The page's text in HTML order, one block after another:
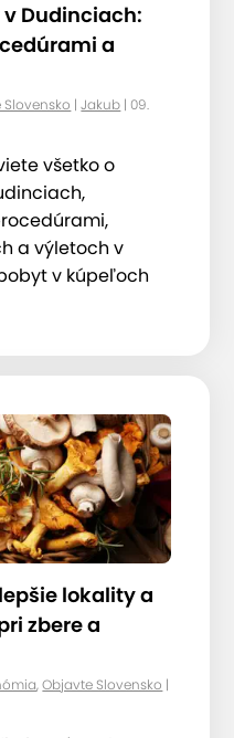
Dudinciach:
a
|Jakub | 09.
všetko o
a výletoch v
v kúpeľoch
lokality a
zbere a
,Objavte Slovensko |